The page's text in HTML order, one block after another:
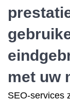
met uw
SEO-services